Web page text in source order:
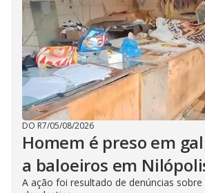
DO R7/05/08/2026
Homem é preso em
a baloeiros em
A ação foi resultado de denúncias